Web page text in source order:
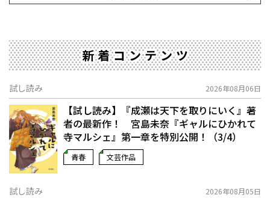
新着コンテンツ
試し読み 2026年08月06日
【試し読み】『成瀬は天下を取りにいく』著
者の最新作！ 宮島未奈『ギャルにひかれて
寺マルシェ』第一章を特別公開！（3/4）
青春 文芸作品
試し読み 2026年08月05日